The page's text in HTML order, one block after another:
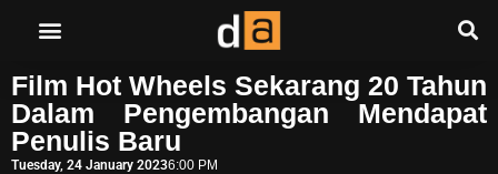
Film Hot Wheels Sekarang 20 Tahun
Dalam Pengembangan Mendapat
Penulis Baru
Tuesday, 24 January 20236:00 PM